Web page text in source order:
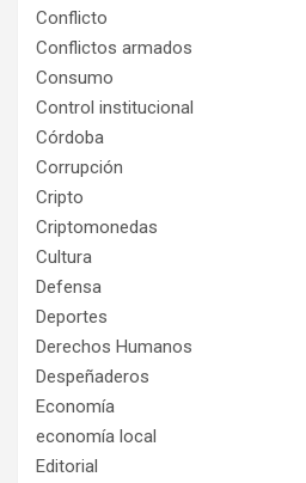
Conflicto
Conflictos armados
Consumo
Control institucional
Córdoba
Corrupción
Cripto
Criptomonedas
Cultura
Defensa
Deportes
Derechos Humanos
Despeñaderos
Economía
economía local
Editorial